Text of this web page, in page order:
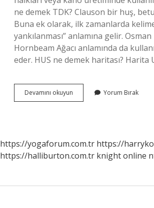
ne demek TDK? Clauson bir huş,
Buna ek olarak, ilk zamanlarda
yankılanması” anlamına gelir.
Hornbeam Ağacı anlamında da
eder. HUS ne demek haritası? Harita
Devamını okuyun
Ol
Yorum Bırak
https://yogaforum.com.tr https://
https://halliburton.com.tr knight online